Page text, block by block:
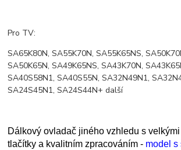
Pro TV:
SA65K80N, SA55K70N, SA55K65NS,
SA50K65N, SA49K65NS, SA43K70N,
SA40S58N1, SA40S55N, SA32N49N1,
SA24S45N1, SA24S44N+ další
Dálkový ovladač jiného vzhledu s
tlačítky a kvalitním zpracováním- model s